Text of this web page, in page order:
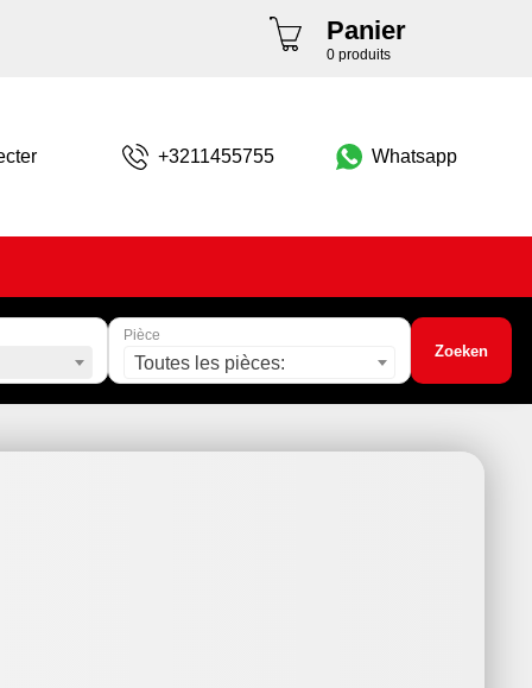
Panier
0 produits
Whatsapp
+3211455755
Pièce
Toutes les pièces:
Zoeken